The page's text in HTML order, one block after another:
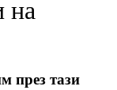
на
през тази